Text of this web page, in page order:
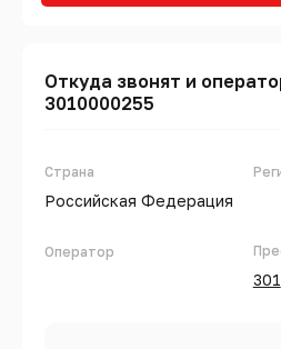
Откуда звонят и
3010000255
Страна
Российская Федерация
Оператор
301